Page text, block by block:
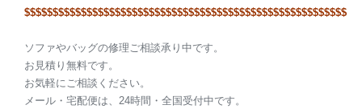
$$$$$$$$$$$$$$$$$$$$$$$$$$$$$$$$$$$$$$$$$$$$$$$$$$$$$$$$$
ソファやバッグの修理ご相談承り中です。
お見積り無料です。
お気軽にご相談ください。
メール・宅配便は、24時間・全国受付中です。